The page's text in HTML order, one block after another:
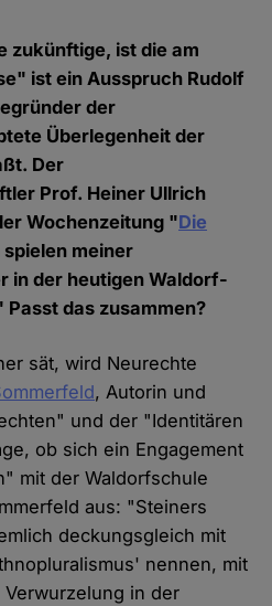
zukünftige, ist die am
ist ein Ausspruch Rudolf
der
Überlegenheit der
Der
Prof. Heiner Ullrich
Wochenzeitung "Die
meiner
in der heutigen Waldorf-
Passt das zusammen?
sät, wird Neurechte
, Autorin und
und der "Identitären
ob sich ein Engagement
mit der Waldorfschule
aus: "Steiners
deckungsgleich mit
nennen, mit
in der